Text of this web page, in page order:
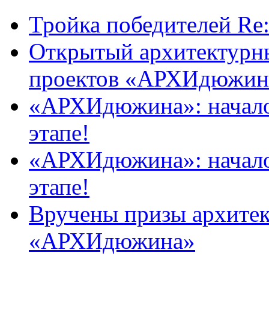
Тройка победителей
Открытый
проектов
«АРХИдюжина»:
этапе!
«АРХИдюжина»:
этапе!
Вручены призы
«АРХИдюжина»